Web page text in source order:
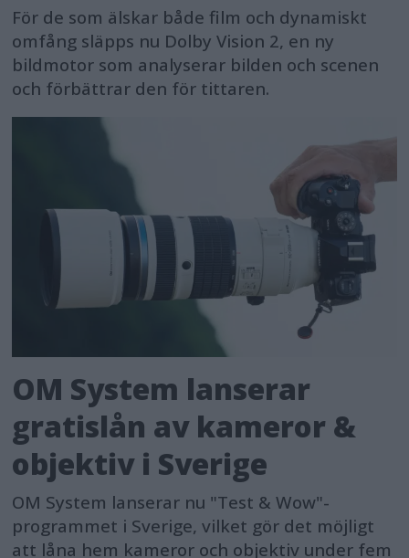
För de som älskar både film och dynamiskt
omfång släpps nu Dolby Vision 2, en ny
bildmotor som analyserar bilden och scenen
och förbättrar den för tittaren.
OM System lanserar
gratislån av kameror &
objektiv i Sverige
OM System lanserar nu "Test & Wow"-
programmet i Sverige, vilket gör det möjligt
att låna hem kameror och objektiv under fem